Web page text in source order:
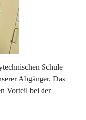
Schule
Abgänger. Das
Vorteil bei der